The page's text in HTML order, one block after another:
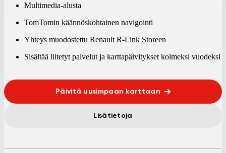
Multimedia-alusta
TomTomin käännöskohtainen navigointi
Yhteys muodostettu Renault R-Link Storeen
Sisältää liitetyt palvelut ja karttapäivitykset kolmeksi vuodeksi
Päivitä uusimpaan karttaan
Lisätietoja